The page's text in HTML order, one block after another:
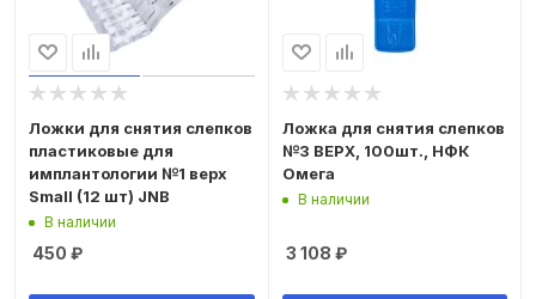
Ложки для снятия слепков
пластиковые для
имплантологии №1 верх
Small (12 шт) JNB
В наличии
450 ₽
Ложка для снятия слепков
№3 ВЕРХ, 100шт., НФК
Омега
В наличии
3 108 ₽